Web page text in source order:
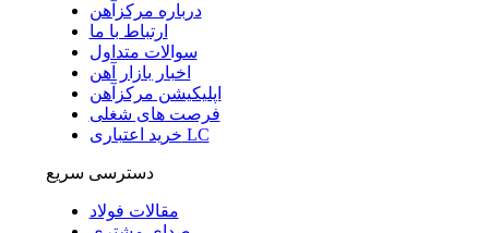
درباره مرکزآهن
ارتباط با ما
سوالات متداول
اخبار بازار آهن
اپلیکیشن مرکزآهن
فرصت های شغلی
خرید اعتباری LC
دسترسی سریع
مقالات فولاد